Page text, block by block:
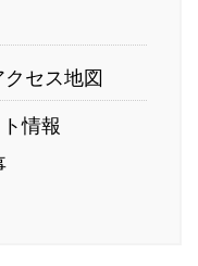
セス地図
情報